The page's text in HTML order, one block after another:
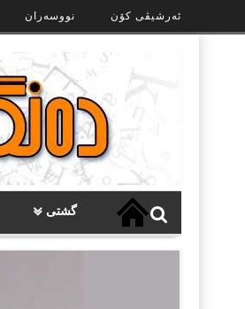
ئەرشیڤی کۆن نووسەران
گشتی